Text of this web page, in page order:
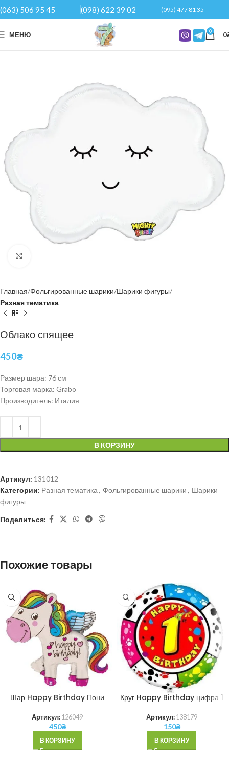
(063) 506 95 45 (098) 622 39 02 (095) 477 81 35
МЕНЮ 0 0
Главная Фольгированные шарики Шарики фигуры
Разная тематика
Облако спящее
450₴
Размер шара: 76 см
Торговая марка: Grabo
Производитель: Италия
В КОРЗИНУ
Артикул: 131012
Категории: Разная тематика, Фольгированные шарики, Шарики
фигуры
Поделиться:
Похожие товары
Шар Happy Birthday Пони
Артикул: 126049
450₴
В КОРЗИНУ
Круг Happy Birthday цифра 1
Артикул: 138179
150₴
В КОРЗИНУ